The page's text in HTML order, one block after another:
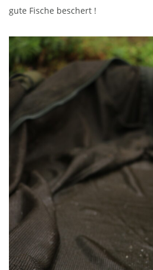
gute Fische beschert !